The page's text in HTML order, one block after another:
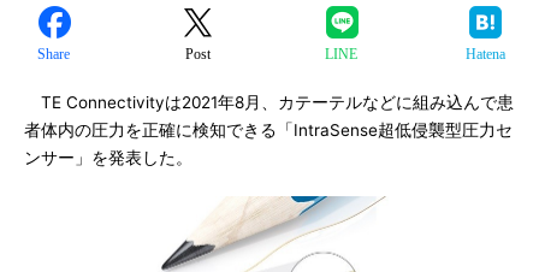
Share Post LINE Hatena
TE Connectivityは2021年8月、カテーテルなどに組み込んで患
者体内の圧力を正確に検知できる「IntraSense超低侵襲型圧力セ
ンサー」を発表した。